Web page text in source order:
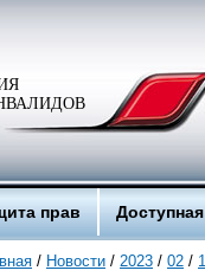
прав
/ Новости / 2023 / 02 /